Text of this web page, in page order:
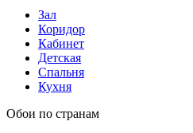
Зал
Коридор
Кабинет
Детская
Спальня
Кухня
Обои по странам